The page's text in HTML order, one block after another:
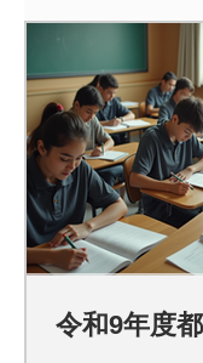
令和9年度